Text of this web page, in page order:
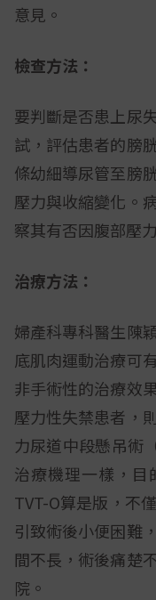
意見。
檢查方法：
要判斷是否患上尿
試，評估患者的膀
條幼細導尿管至膀
壓力與收縮變化。
察其有否因腹部壓
治療方法：
婦產科專科醫生陳
底肌肉運動治療可
非手術性的治療效
壓力性失禁患者，
力尿道中段懸吊術
治療機理一樣，目
TVT-O算是版，不
引致術後小便困難
間不長，術後痛楚
院。